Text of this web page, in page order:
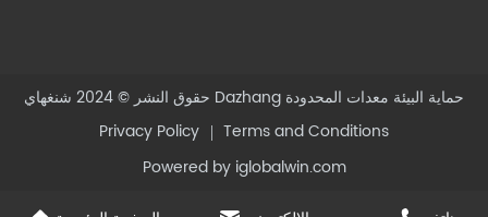
حقوق النشر © 2024
شنغهاي Dazhang حماية البيئة معدات المحدودة
Privacy Policy
Terms and Conditions
Powered by iglobalwin.com